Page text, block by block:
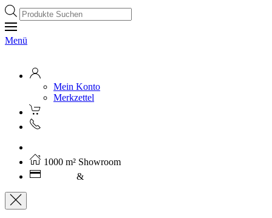
Products
search
Menü
Mein Konto
Merkzettel
1000 m² Showroom
&